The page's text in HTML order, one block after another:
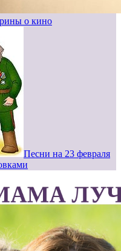
о кино
Песни на 23 февраля